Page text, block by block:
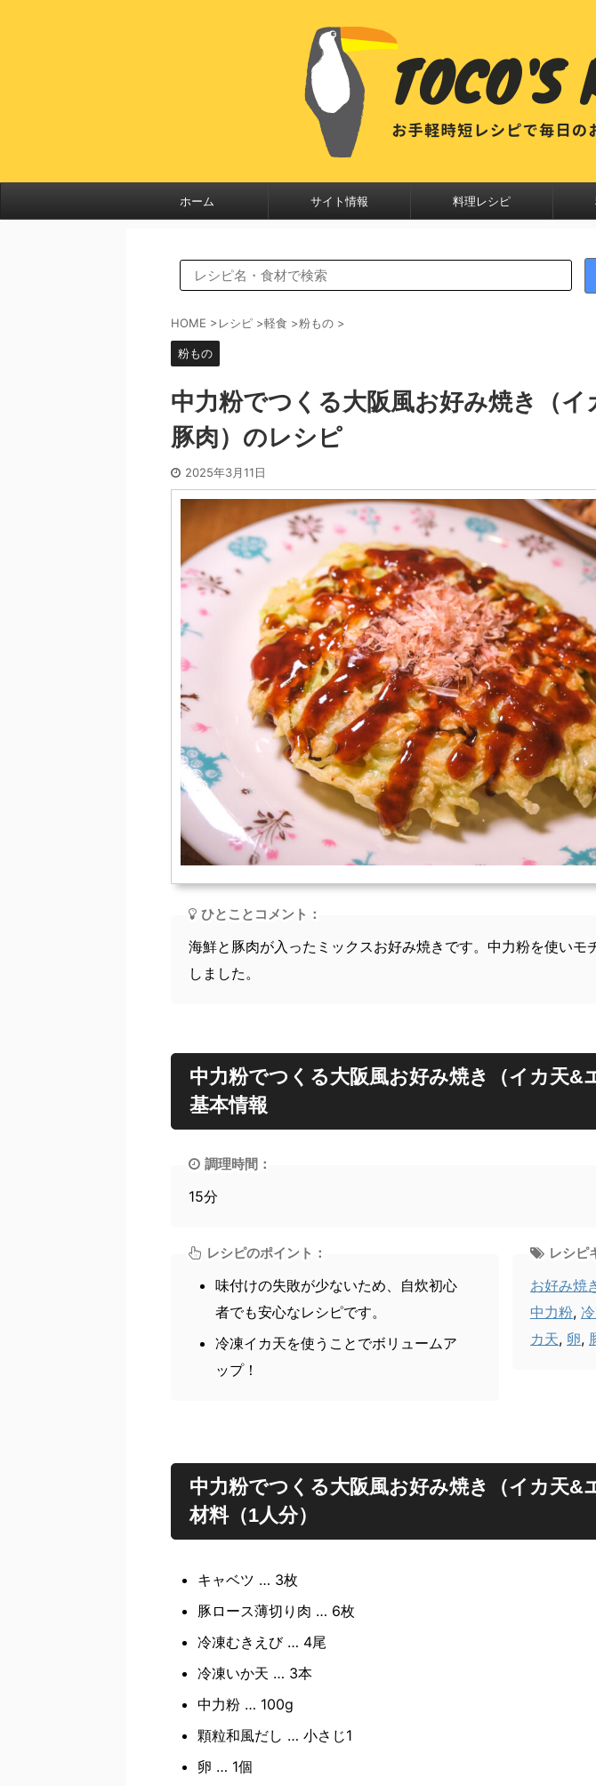
ホーム サイト情報 料理レシピ
HOME >レシピ >軽食 >粉もの >
粉もの
中力粉でつくる大阪風お好み焼き（
豚肉）のレシピ
2025年3月11日
ひとことコメント：
海鮮と豚肉が入ったミックスお好み焼きです。中力粉を使いモ
しました。
中力粉でつくる大阪風お好み焼き（イカ天&
基本情報
調理時間：
15分
レシピのポイント：
味付けの失敗が少ないため、自炊初心
者でも安心なレシピです。
冷凍イカ天を使うことでボリュームア
ップ！
レシピ
お好み焼
中力粉,
カ天, 卵,
中力粉でつくる大阪風お好み焼き（イカ天&
材料（1人分）
キャベツ … 3枚
豚ロース薄切り肉 … 6枚
冷凍むきえび … 4尾
冷凍いか天 … 3本
中力粉 … 100g
顆粒和風だし … 小さじ1
卵 … 1個